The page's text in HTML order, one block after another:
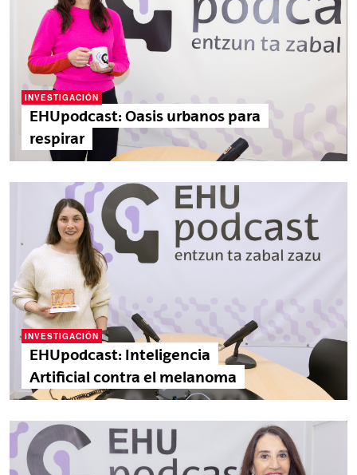
INVESTIGACIÓN
EHUpodcast: Oasis urbanos para
respirar
INVESTIGACIÓN
EHUpodcast: Inteligencia
Artificial contra el melanoma